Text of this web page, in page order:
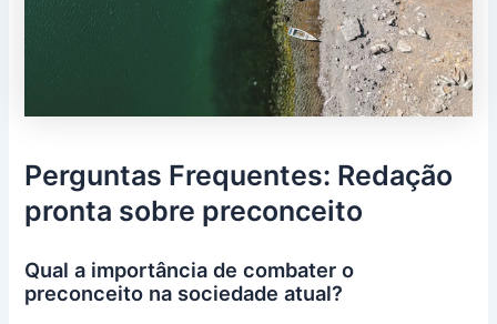
Perguntas Frequentes: Redação
pronta sobre preconceito
Qual a importância de combater o
preconceito na sociedade atual?